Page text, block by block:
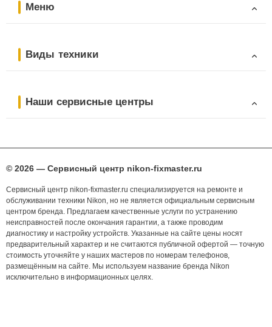
Меню
Виды техники
Наши сервисные центры
© 2026 — Сервисный центр nikon-fixmaster.ru
Сервисный центр nikon-fixmaster.ru специализируется на ремонте и
обслуживании техники Nikon, но не является официальным сервисным
центром бренда. Предлагаем качественные услуги по устранению
неисправностей после окончания гарантии, а также проводим
диагностику и настройку устройств. Указанные на сайте цены носят
предварительный характер и не считаются публичной офертой — точную
стоимость уточняйте у наших мастеров по номерам телефонов,
размещённым на сайте. Мы используем название бренда Nikon
исключительно в информационных целях.